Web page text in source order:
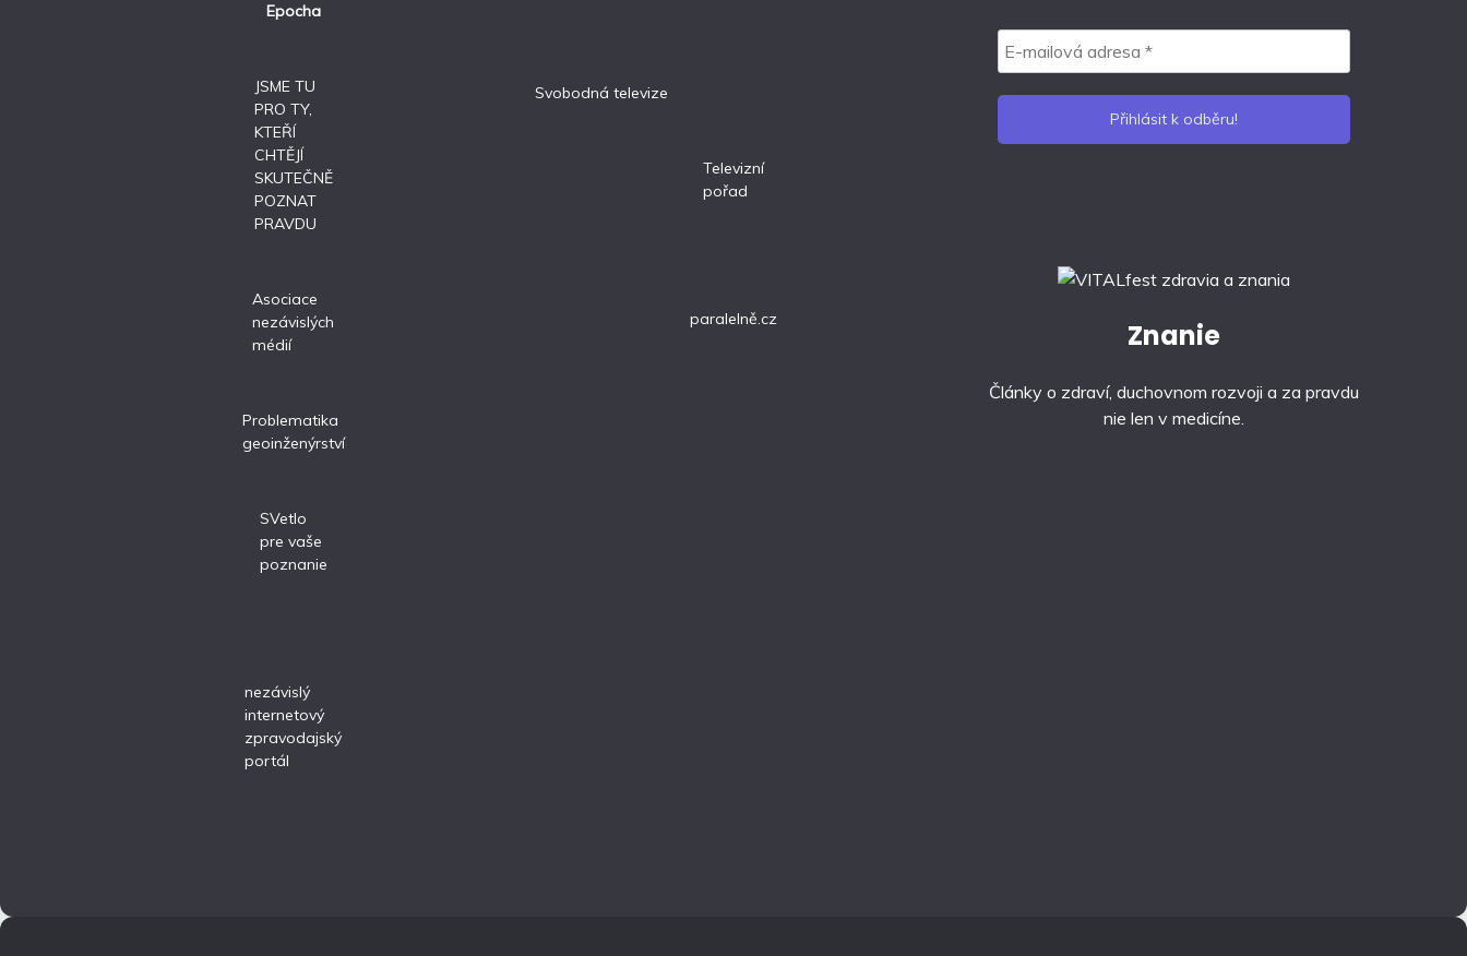
Epocha
JSME TU
PRO TY,
KTEŘÍ
CHTĚJÍ
SKUTEČNĚ
POZNAT
PRAVDU
Asociace
nezávislých
médií
Problematika
geoinženýrství
SVetlo
pre vaše
poznanie
nezávislý
internetový
zpravodajský
portál
Svobodná televize
Televizní
pořad
paralelně.cz Znanie
Články o zdraví, duchovnom rozvoji a za pravdu
nie len v medicíne.